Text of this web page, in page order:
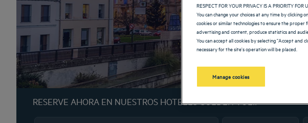
RESERVE AHORA EN NUESTROS HOTELES GOLDEN TULIP
RESPECT FOR YOUR PRIVACY IS A PRIORITY FOR
You can change your choices at any time by clicking
cookies or similar technologies to ensure the
advertising and content, produce statistics and
You can accept all cookies by selecting "Accept and
necessary for the site's operation will be placed.
Manage cookies